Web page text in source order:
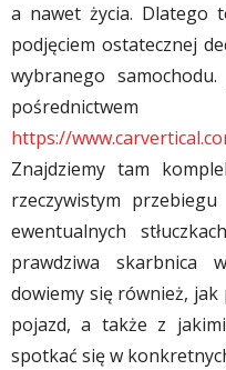
a nawet życia. Dlatego
podjęciem ostatecznej
wybranego
https://
Znajdziemy tam
rzeczywistym
ewentualnych
prawdziwa skarbnica
dowiemy się również, jak
pojazd, a także z
spotkać się w